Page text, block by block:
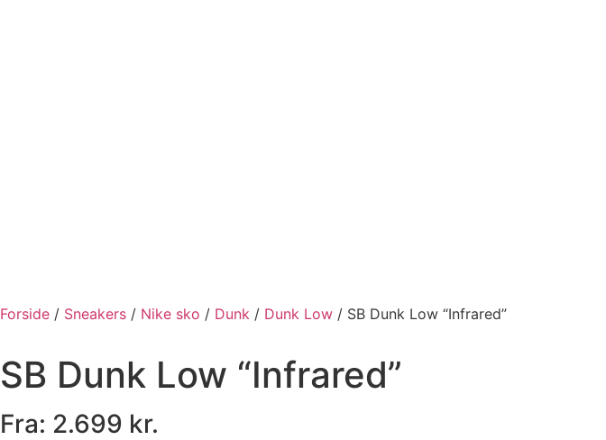
Forside / Sneakers / Nike sko / Dunk / Dunk Low / SB Dunk Low “Infrared”
SB Dunk Low “Infrared”
Fra: 2.699 kr.